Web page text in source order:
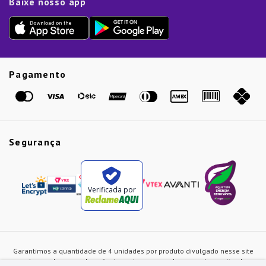
Lista de Presentes
Dia dos Pais
Presente de Natal
Pagamento
Segurança
Verificada por
Garantimos a quantidade de 4 unidades por produto divulgado nesse site
ou de acordo com a duração dos estoques, sendo as vendas realizadas